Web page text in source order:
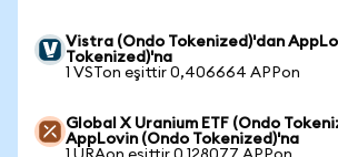
Vistra (Ondo Tokenized)'dan
Tokenized)'na
1 VSTon eşittir 0,406664 APPon
Global X Uranium ETF (Ondo
AppLovin (Ondo Tokenized)'na